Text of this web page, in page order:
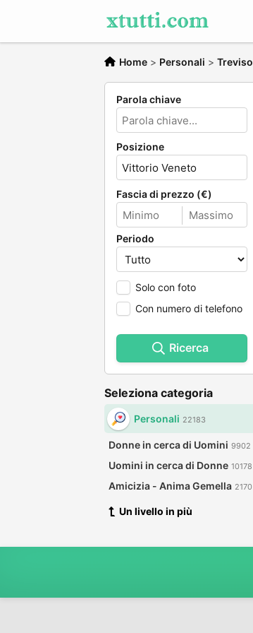
Home > Personali > Treviso
Parola chiave
Posizione
Fascia di prezzo (€)
Periodo
Solo con foto
Con numero di telefono
Ricerca
Seleziona categoria
Personali 22183
Donne in cerca di Uomini 9902
Uomini in cerca di Donne 10178
Amicizia - Anima Gemella 2170
Un livello in più